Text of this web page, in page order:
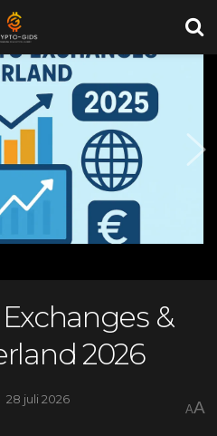
&
2026
28 juli 2026
AA